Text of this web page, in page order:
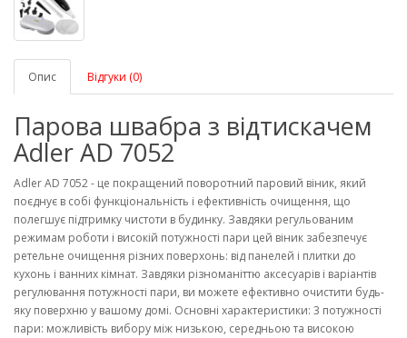
Опис Відгуки (0)
Парова швабра з відтискачем
Adler AD 7052
Adler AD 7052 - це покращений поворотний паровий віник, який
поєднує в собі функціональність і ефективність очищення, що
полегшує підтримку чистоти в будинку. Завдяки регульованим
режимам роботи і високій потужності пари цей віник забезпечує
ретельне очищення різних поверхонь: від панелей і плитки до
кухонь і ванних кімнат. Завдяки різноманіттю аксесуарів і варіантів
регулювання потужності пари, ви можете ефективно очистити будь-
яку поверхню у вашому домі. Основні характеристики: 3 потужності
пари: можливість вибору між низькою, середньою та високою